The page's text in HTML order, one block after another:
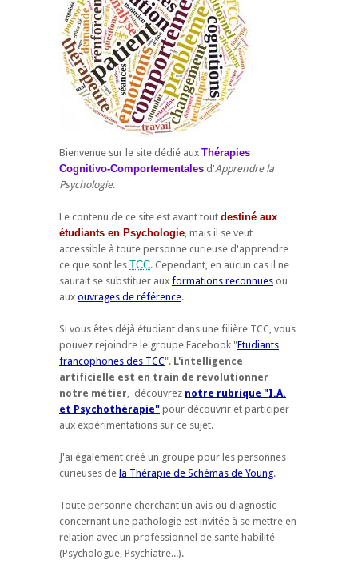
Bienvenue sur le site dédié aux Thérapies
Cognitivo-Comportementales d'Apprendre la
Psychologie.
Le contenu de ce site est avant tout destiné aux
étudiants en Psychologie , mais il se veut
accessible à toute personne curieuse d'apprendre
ce que sont les TCC. Cependant, en aucun cas il ne
saurait se substituer aux formations reconnues ou
aux ouvrages de référence.
Si vous êtes déjà étudiant dans une filière TCC, vous
pouvez rejoindre le groupe Facebook "Etudiants
francophones des TCC". L'intelligence
artificielle est en train de révolutionner
notre métier , découvrez notre rubrique "I.A.
et Psychothérapie" pour découvrir et participer
aux expérimentations sur ce sujet.
J'ai également créé un groupe pour les personnes
curieuses de la Thérapie de Schémas de Young.
Toute personne cherchant un avis ou diagnostic
concernant une pathologie est invitée à se mettre en
relation avec un professionnel de santé habilité
(Psychologue, Psychiatre...).